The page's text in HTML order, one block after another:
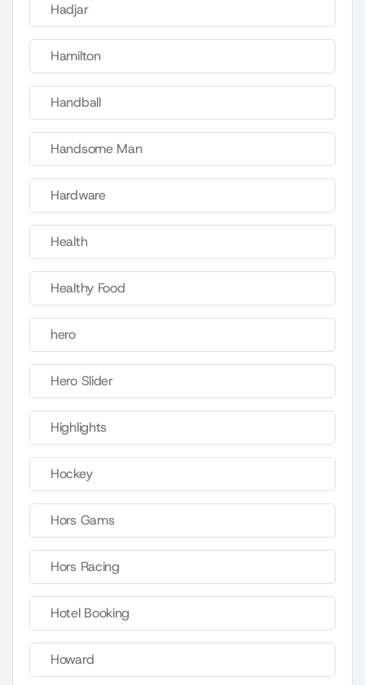
Hadjar
Hamilton
Handball
Handsome Man
Hardware
Health
Healthy Food
hero
Hero Slider
Highlights
Hockey
Hors Gams
Hors Racing
Hotel Booking
Howard